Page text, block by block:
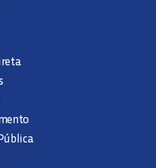
DE FOSSA